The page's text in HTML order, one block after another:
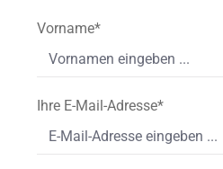
Vorname*
Ihre E-Mail-Adresse*